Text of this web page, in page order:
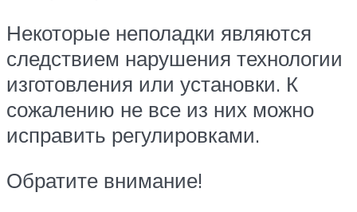
Некоторые неполадки являются
следствием нарушения технологии
изготовления или установки. К
сожалению не все из них можно
исправить регулировками.
Обратите внимание!